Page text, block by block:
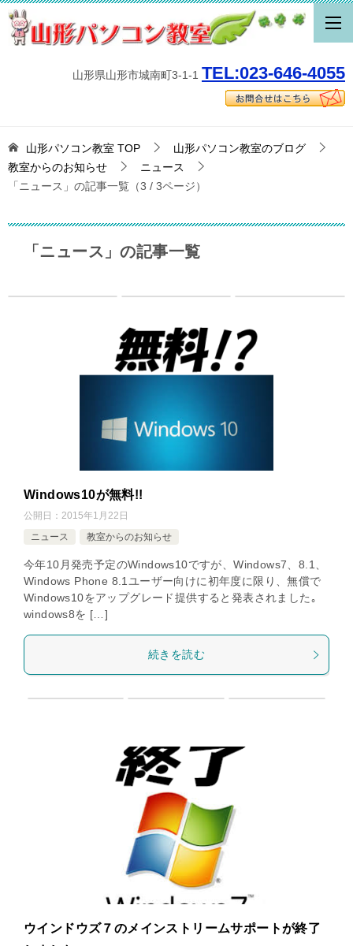
山形県山形市城南町3-1-1 TEL:023-646-4055
山形パソコン教室 TOP
山形パソコン教室のブログ
教室からのお知らせ
ニュース
「ニュース」の記事一覧（3 / 3ページ）
「ニュース」の記事一覧
Windows10が無料!!
公開日： 2015年1月22日
ニュース
教室からのお知らせ
今年10月発売予定のWindows10ですが、Windows7、8.1、
Windows Phone 8.1ユーザー向けに初年度に限り、無償で
Windows10をアップグレード提供すると発表されました｡
windows8を […]
続きを読む
ウインドウズ７のメインストリームサポートが終了